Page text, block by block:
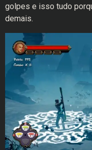
golpes e isso tudo
demais.